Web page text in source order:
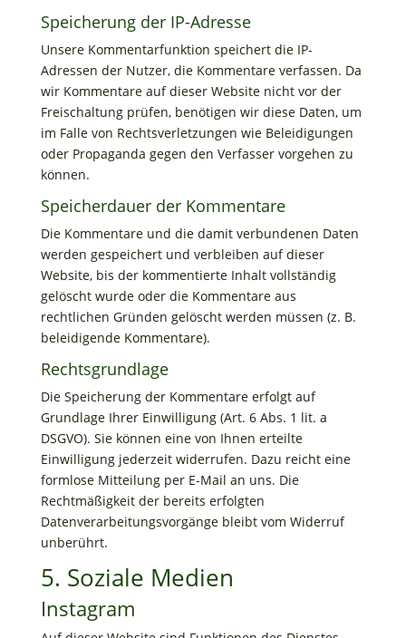
Speicherung der IP-Adresse
Unsere Kommentarfunktion speichert die IP-
Adressen der Nutzer, die Kommentare verfassen. Da
wir Kommentare auf dieser Website nicht vor der
Freischaltung prüfen, benötigen wir diese Daten, um
im Falle von Rechtsverletzungen wie Beleidigungen
oder Propaganda gegen den Verfasser vorgehen zu
können.
Speicherdauer der Kommentare
Die Kommentare und die damit verbundenen Daten
werden gespeichert und verbleiben auf dieser
Website, bis der kommentierte Inhalt vollständig
gelöscht wurde oder die Kommentare aus
rechtlichen Gründen gelöscht werden müssen (z. B.
beleidigende Kommentare).
Rechtsgrundlage
Die Speicherung der Kommentare erfolgt auf
Grundlage Ihrer Einwilligung (Art. 6 Abs. 1 lit. a
DSGVO). Sie können eine von Ihnen erteilte
Einwilligung jederzeit widerrufen. Dazu reicht eine
formlose Mitteilung per E-Mail an uns. Die
Rechtmäßigkeit der bereits erfolgten
Datenverarbeitungsvorgänge bleibt vom Widerruf
unberührt.
5. Soziale Medien
Instagram